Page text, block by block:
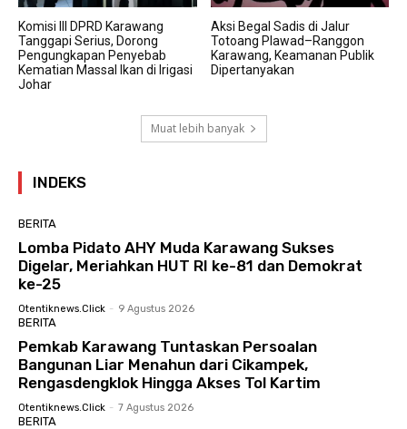
Komisi III DPRD Karawang
Tanggapi Serius, Dorong
Pengungkapan Penyebab
Kematian Massal Ikan di Irigasi
Johar
Aksi Begal Sadis di Jalur
Totoang Plawad–Ranggon
Karawang, Keamanan Publik
Dipertanyakan
Muat lebih banyak
INDEKS
BERITA
Lomba Pidato AHY Muda Karawang Sukses
Digelar, Meriahkan HUT RI ke-81 dan Demokrat
ke-25
Otentiknews.click - 9 Agustus 2026
BERITA
Pemkab Karawang Tuntaskan Persoalan
Bangunan Liar Menahun dari Cikampek,
Rengasdengklok Hingga Akses Tol Kartim
Otentiknews.click - 7 Agustus 2026
BERITA